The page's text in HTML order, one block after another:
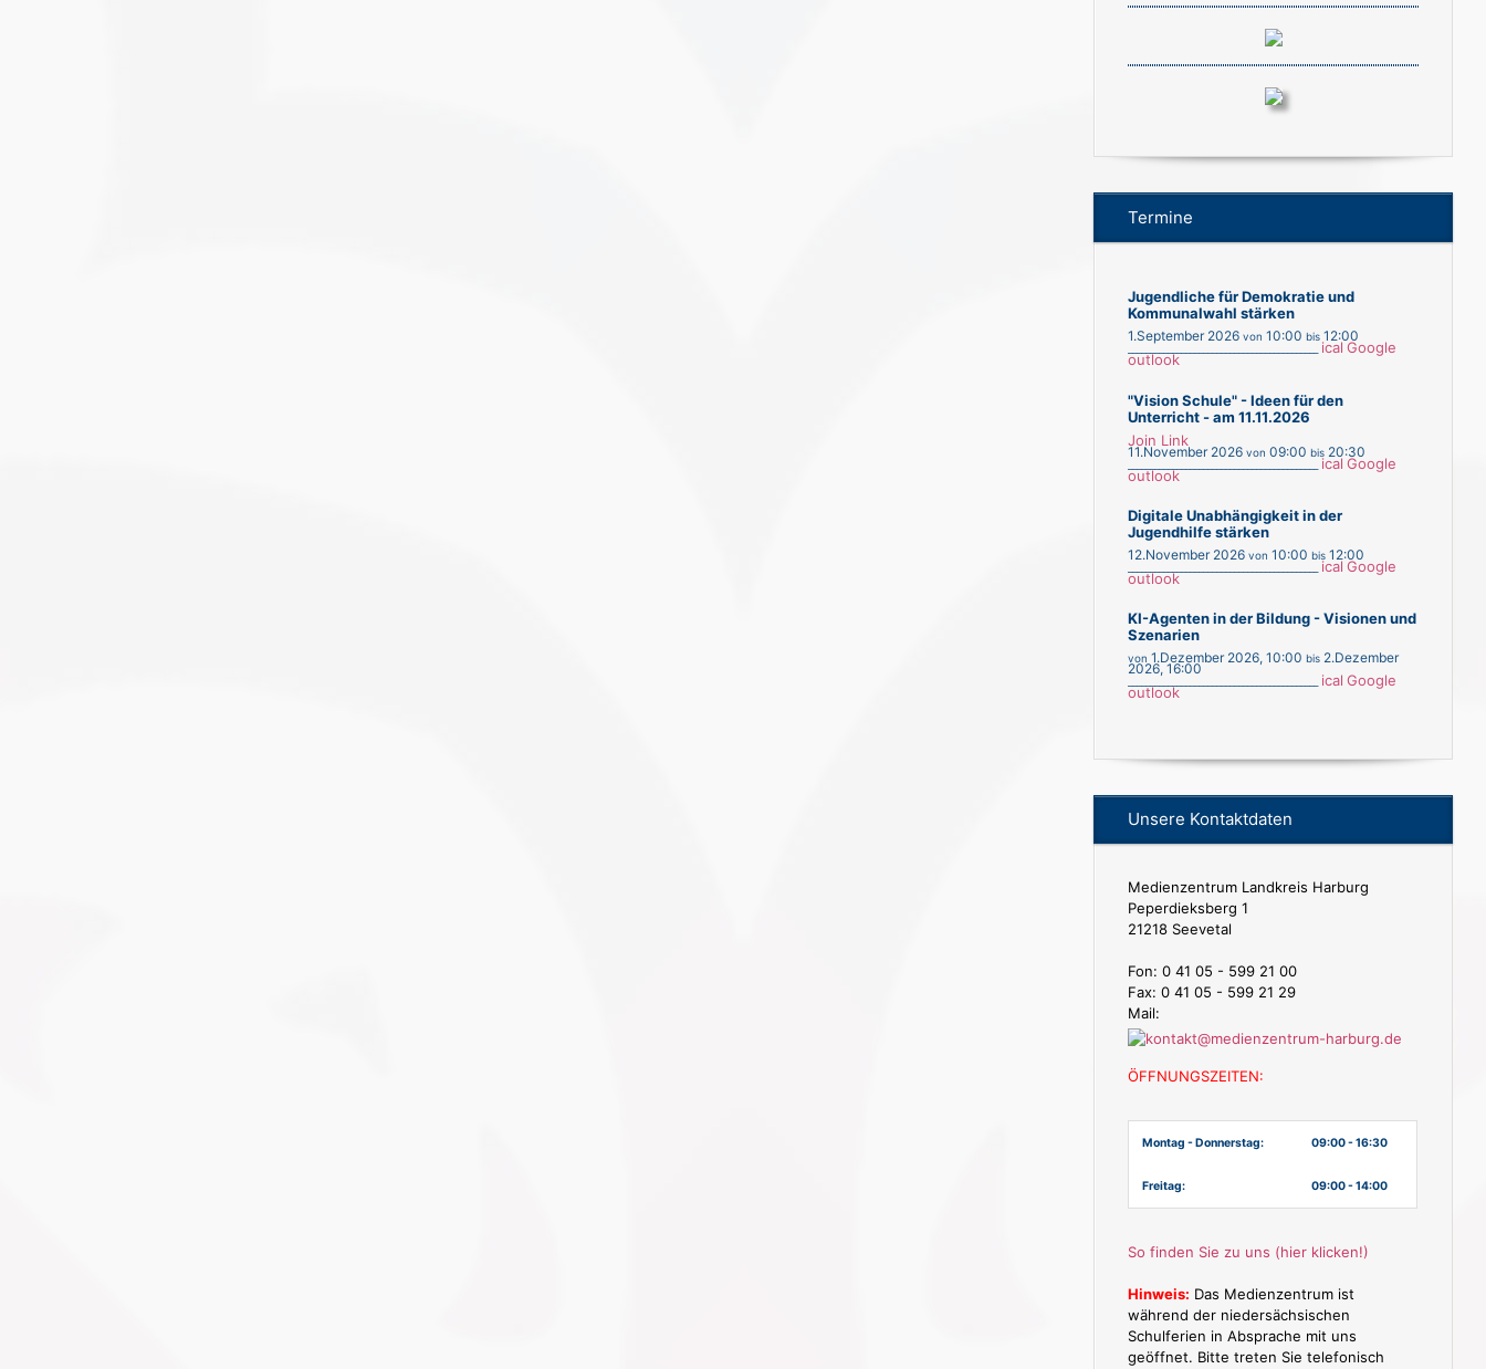
Termine
Jugendliche für Demokratie und
Kommunalwahl stärken
1.September 2026 von 10:00 bis 12:00
ical Google
outlook
"Vision Schule" - Ideen für den
Unterricht - am 11.11.2026
Join Link
11.November 2026 von 09:00 bis 20:30
ical Google
outlook
Digitale Unabhängigkeit in der
Jugendhilfe stärken
12.November 2026 von 10:00 bis 12:00
ical Google
outlook
KI-Agenten in der Bildung - Visionen und
Szenarien
von 1.Dezember 2026, 10:00 bis 2.Dezember
2026, 16:00
ical Google
outlook
Unsere Kontaktdaten
Medienzentrum Landkreis Harburg
Peperdieksberg 1
21218 Seevetal
Fon: 0 41 05 - 599 21 00
Fax: 0 41 05 - 599 21 29
Mail:
ÖFFNUNGSZEITEN:
Montag - Donnerstag: 09:00 - 16:30
Freitag: 09:00 - 14:00
So finden Sie zu uns (hier klicken!)
Hinweis: Das Medienzentrum ist
während der niedersächsischen
Schulferien in Absprache mit uns
geöffnet. Bitte treten Sie telefonisch